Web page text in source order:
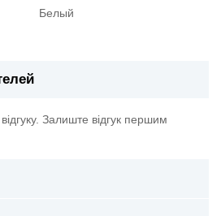
Белый
Залиште відгук першим